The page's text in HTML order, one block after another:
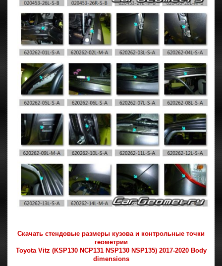
Скачать стендовые размеры кузова и контрольные точки
геометрии
Toyota Vitz (KSP130 NCP131 NSP130 NSP135) 2017-2020 Body
dimensions